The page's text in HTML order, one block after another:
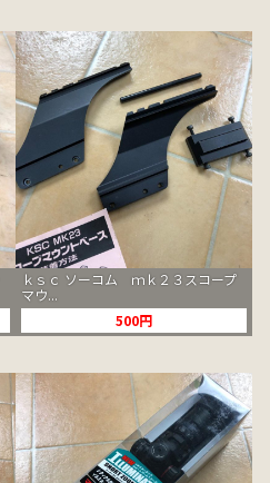
ｋｓｃ ソーコム ｍｋ２３スコープ
マウ...
500円